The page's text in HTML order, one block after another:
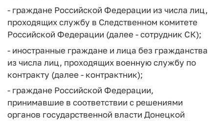
- граждане Российской Федерации из числа лиц,
проходящих службу в Следственном комитете
Российской Федерации (далее - сотрудник СК);
- иностранные граждане и лица без гражданства
из числа лиц, проходящих военную службу по
контракту (далее - контрактник);
- граждане Российской Федерации,
принимавшие в соответствии с решениями
органов государственной власти Донецкой